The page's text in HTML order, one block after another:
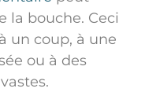
la bouche. Ceci
un coup, à une
ou à des